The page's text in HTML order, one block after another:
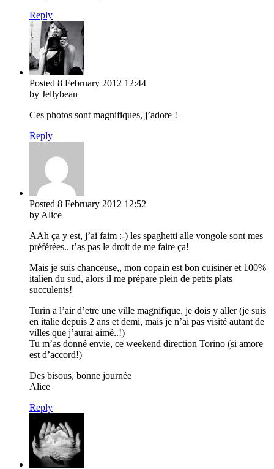
Reply
Posted 8 February 2012 12:44
by Jellybean
Ces photos sont magnifiques, j’adore !
Reply
Posted 8 February 2012 12:52
by Alice
AAh ça y est, j’ai faim :-) les spaghetti alle vongole sont mes
préférées.. t’as pas le droit de me faire ça!
Mais je suis chanceuse,, mon copain est bon cuisiner et 100%
italien du sud, alors il me prépare plein de petits plats
succulents!
Turin a l’air d’etre une ville magnifique, je dois y aller (je suis
en italie depuis 2 ans et demi, mais je n’ai pas visité autant de
villes que j’aurai aimé..!)
Tu m’as donné envie, ce weekend direction Torino (si amore
est d’accord!)
Des bisous, bonne journée
Alice
Reply